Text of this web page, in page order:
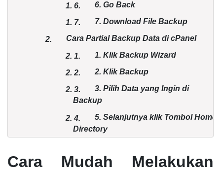
1. 6. 6. Go Back
1. 7. 7. Download File Backup
2. Cara Partial Backup Data di cPanel
2. 1. 1. Klik Backup Wizard
2. 2. 2. Klik Backup
2. 3.
3. Pilih Data yang Ingin di
Backup
2.4.
5. Selanjutnya klik Tombol Home
Directory
Cara Mudah Melakukan